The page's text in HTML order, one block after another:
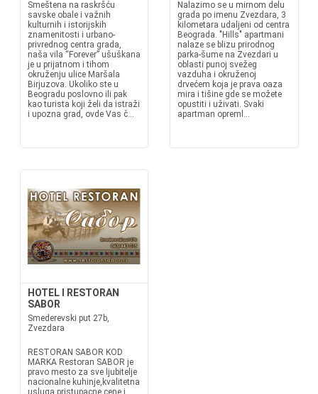
Smeštena na raskršću
savske obale i važnih
kulturnih i istorijskih
znamenitosti i urbano-
privrednog centra grada,
naša vila “Forever” ušuškana
je u prijatnom i tihom
okruženju ulice Maršala
Birjuzova. Ukoliko ste u
Beogradu poslovno ili pak
kao turista koji želi da istraži
i upozna grad, ovde Vas č...
Nalazimo se u mirnom delu
grada po imenu Zvezdara, 3
kilometara udaljeni od centra
Beograda. "Hills" apartmani
nalaze se blizu prirodnog
parka-šume na Zvezdari u
oblasti punoj svežeg
vazduha i okruženoj
drvećem koja je prava oaza
mira i tišine gde se možete
opustiti i uživati. Svaki
apartman opreml...
HOTEL I RESTORAN
SABOR
Smederevski put 27b,
Zvezdara
RESTORAN SABOR KOD
MARKA Restoran SABOR je
pravo mesto za sve ljubitelje
nacionalne kuhinje,kvalitetna
usluga pristupacne cene i